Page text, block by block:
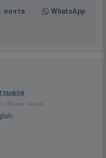
почта WhatsApp
30 мин. назад